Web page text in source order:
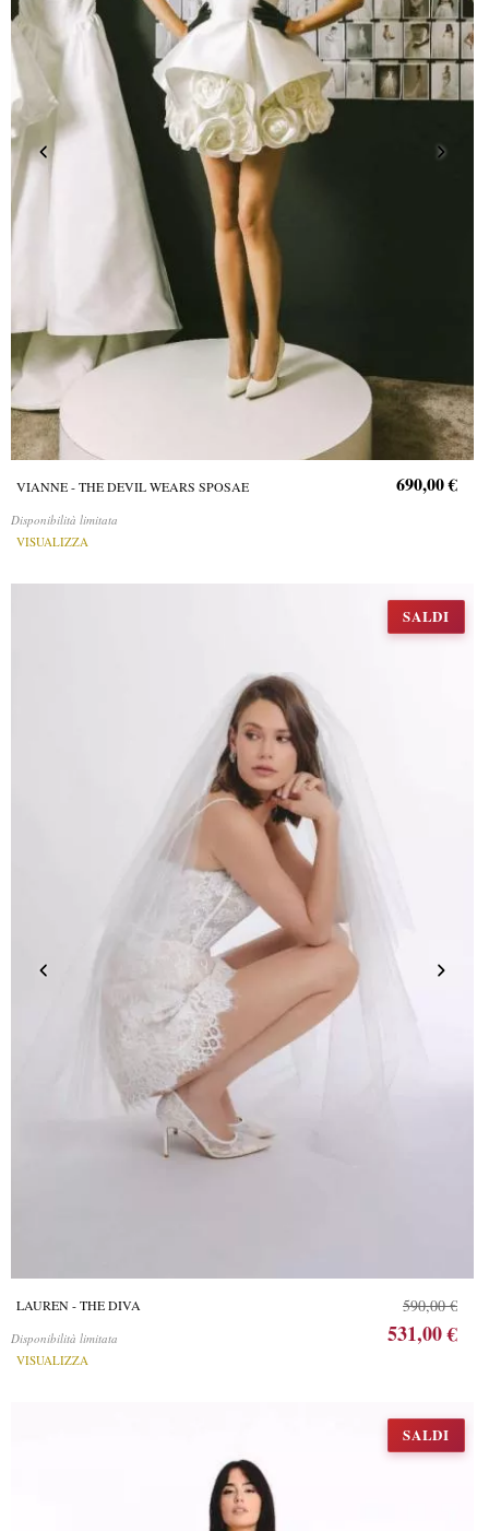
VIANNE - THE DEVIL WEARS SPOSAE
Disponibilità limitata
VISUALIZZA
690,00 €
SALDI
LAUREN - THE DIVA
Disponibilità limitata
VISUALIZZA
590,00 €
531,00 €
SALDI